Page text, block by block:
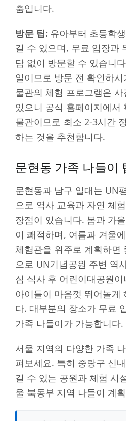
춤입니다.
방문 팁: 유아부터 초등학
길 수 있으며, 무료 입장과
담 없이 방문할 수 있습니
일이므로 방문 전 확인하
물관의 체험 프로그램은
있으니 공식 홈페이지에서
물관이므로 최소 2-3시간
하는 것을 추천합니다.
문현동 가족 나들이
문현동과 남구 일대는 UN
으로 역사 교육과 자연 체
장점이 있습니다. 봄과 가
이 쾌적하며, 여름과 겨울
체험관을 위주로 계획하면
으로 UN기념공원 주변 역
심 식사 후 어린이대공원
아이들이 마음껏 뛰어놀게
다. 대부분의 장소가 무료
가족 나들이가 가능합니다.
서울 지역의 다양한 가족
펴보세요. 특히 중랑구 신
길 수 있는 공원과 체험 시
울 북동부 지역 나들이 계